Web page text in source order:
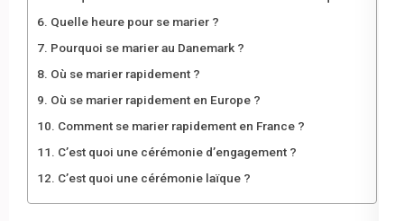
Quelle heure pour se marier ?
Pourquoi se marier au Danemark ?
Où se marier rapidement ?
Où se marier rapidement en Europe ?
Comment se marier rapidement en France ?
C’est quoi une cérémonie d’engagement ?
C’est quoi une cérémonie laïque ?